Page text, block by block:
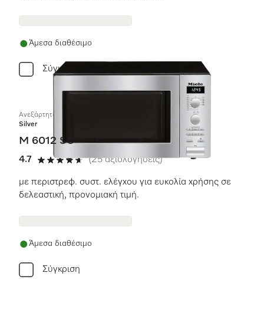
Άμεσα διαθέσιμο
Σύγκριση
Ανεξάρτητος φούρνος μικροκυμάτων
Silver
M 6012 SC
4.7
4.7 αστέρια από 5
(25 αξιολογήσεις)
με περιστρεφ. συστ. ελέγχου για ευκολία χρήσης σε
δελεαστική, προνομιακή τιμή.
Άμεσα διαθέσιμο
Σύγκριση